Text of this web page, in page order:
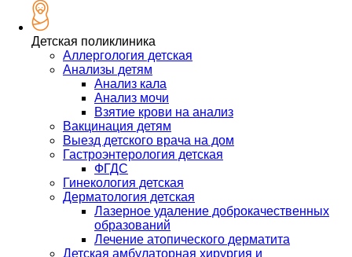
Детская поликлиника
Аллергология детская
Анализы детям
Анализ кала
Анализ мочи
Взятие крови на анализ
Вакцинация детям
Выезд детского врача на дом
Гастроэнтерология детская
ФГДС
Гинекология детская
Дерматология детская
Лазерное удаление доброкачественных
образований
Лечение атопического дерматита
Детская амбулаторная хирургия и